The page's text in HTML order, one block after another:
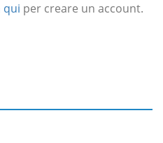
qui per creare un account.